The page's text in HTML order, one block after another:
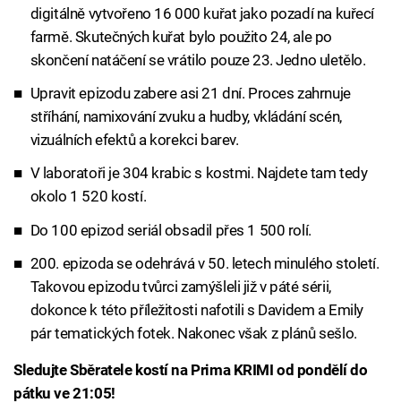
digitálně vytvořeno 16 000 kuřat jako pozadí na kuřecí
farmě. Skutečných kuřat bylo použito 24, ale po
skončení natáčení se vrátilo pouze 23. Jedno uletělo.
Upravit epizodu zabere asi 21 dní. Proces zahrnuje
stříhání, namixování zvuku a hudby, vkládání scén,
vizuálních efektů a korekci barev.
V laboratoři je 304 krabic s kostmi. Najdete tam tedy
okolo 1 520 kostí.
Do 100 epizod seriál obsadil přes 1 500 rolí.
200. epizoda se odehrává v 50. letech minulého století.
Takovou epizodu tvůrci zamýšleli již v páté sérii,
dokonce k této příležitosti nafotili s Davidem a Emily
pár tematických fotek. Nakonec však z plánů sešlo.
Sledujte Sběratele kostí na Prima KRIMI od pondělí do
pátku ve 21:05!